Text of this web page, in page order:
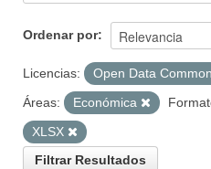
Ordenar por
Licencias:
Open Data
Áreas:
Económica
XLSX
Filtrar Resultados